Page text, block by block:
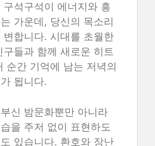
석구석이 에너지와 흥
가운데, 당신의 목소리
변합니다. 시대를 초월한
들과 함께 새로운 히트
순간 기억에 남는 저녁의
됩니다.
신 밤문화뿐만 아니라
을 주저 없이 표현하도
있습니다. 환호와 장난